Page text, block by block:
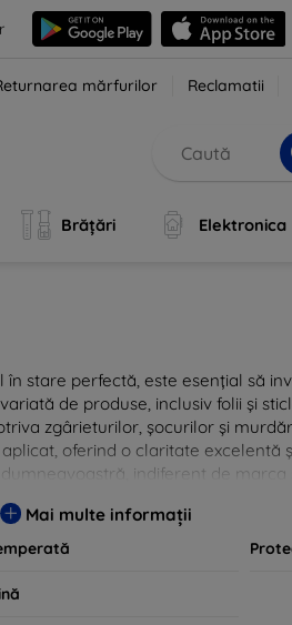
mărfurilor Reclamatii
Brățări Elektronica
stare perfectă, este esențial să
de produse, inclusiv folii și
zgârieturilor, șocurilor și
oferind o claritate excelentă
indiferent de marca
Mai multe informații